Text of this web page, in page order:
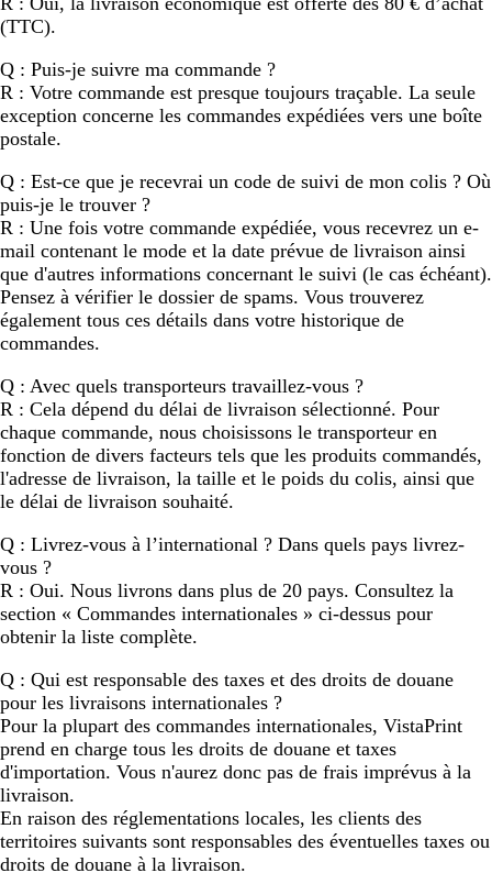
(TTC).
Q : Puis-je suivre ma commande ?
R : Votre commande est presque toujours traçable. La seule
exception concerne les commandes expédiées vers une boîte
postale.
Q : Est-ce que je recevrai un code de suivi de mon colis ? Où
puis-je le trouver ?
R : Une fois votre commande expédiée, vous recevrez un e-
mail contenant le mode et la date prévue de livraison ainsi
que d'autres informations concernant le suivi (le cas échéant).
Pensez à vérifier le dossier de spams. Vous trouverez
également tous ces détails dans votre historique de
commandes.
Q : Avec quels transporteurs travaillez-vous ?
R : Cela dépend du délai de livraison sélectionné. Pour
chaque commande, nous choisissons le transporteur en
fonction de divers facteurs tels que les produits commandés,
l'adresse de livraison, la taille et le poids du colis, ainsi que
le délai de livraison souhaité.
Q : Livrez-vous à l’international ? Dans quels pays livrez-
vous ?
R : Oui. Nous livrons dans plus de 20 pays. Consultez la
section « Commandes internationales » ci-dessus pour
obtenir la liste complète.
Q : Qui est responsable des taxes et des droits de douane
pour les livraisons internationales ?
Pour la plupart des commandes internationales, VistaPrint
prend en charge tous les droits de douane et taxes
d'importation. Vous n'aurez donc pas de frais imprévus à la
livraison.
En raison des réglementations locales, les clients des
territoires suivants sont responsables des éventuelles taxes ou
droits de douane à la livraison.